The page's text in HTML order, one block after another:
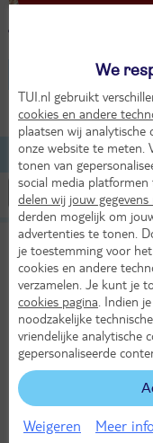
1 Vakantie
Italië - Cavaion Veronese
2 volwassenen
Filteren
La Rondinaia
TUI classificatie
Veneto Cavaion
Er
Bekijk
We
TUI.nl gebruikt
cookies en andere
plaatsen wij
onze website te meten.
tonen van
social media platformen
delen wij jouw
derden mogelijk om
advertenties te tonen.
je toestemming voor
cookies en andere
verzamelen. Je kunt je
cookies pagina . Indien
noodzakelijke
vriendelijke analytische
gepersonaliseerde
Weigeren Meer